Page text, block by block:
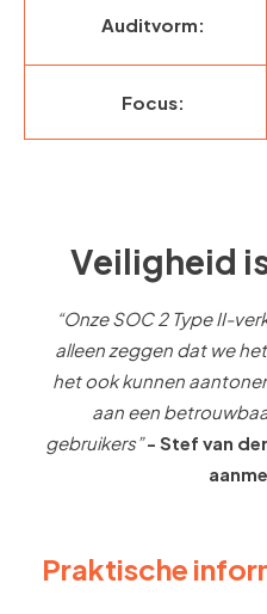
Auditvorm:
Focus:
Veiligheid
“Onze SOC 2 Type II-
alleen zeggen dat we
het ook kunnen
aan een
gebruikers”- Stef van
Praktische